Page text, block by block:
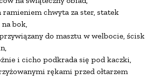
chwyta za ster, statek
bok,
do masztu w welbocie, ściska
i cicho podkrada się pod kaczki,
rękami przed ołtarzem